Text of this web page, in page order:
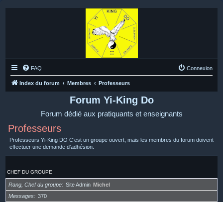
FAQ Connexion
Index du forum Membres Professeurs
Forum Yi-King Do
Forum dédié aux pratiquants et enseignants
Professeurs
Professeurs Yi-King DO C’est un groupe ouvert, mais les membres du forum doivent
effectuer une demande d’adhésion.
CHEF DU GROUPE
Rang, Chef du groupe Site Admin Michel
Messages
370